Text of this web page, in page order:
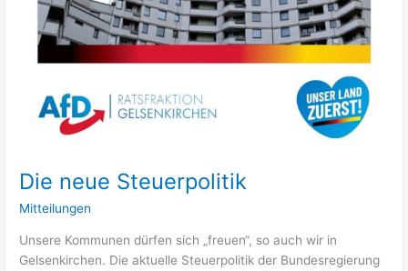
Die neue Steuerpolitik
Mitteilungen
Unsere Kommunen dürfen sich „freuen“, so auch wir in
Gelsenkirchen. Die aktuelle Steuerpolitik der Bundesregierung